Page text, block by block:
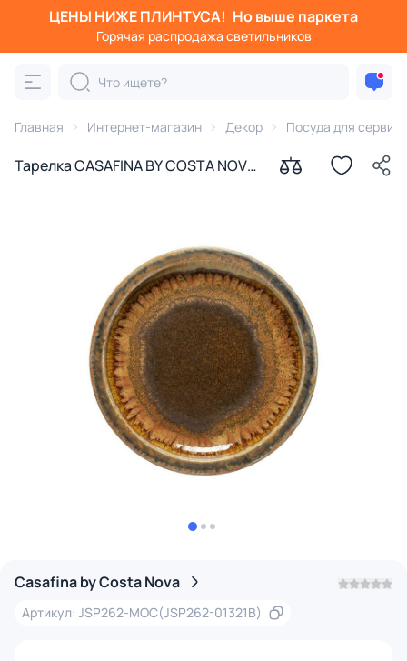
ЦЕНЫ НИЖЕ ПЛИНТУСА! Но выше паркета
Горячая распродажа светильников
Главная Интернет-магазин Декор Посуда для
Тарелка CASAFINA BY COSTA NOVA
Casafina by Costa Nova
Артикул: JSP262-MOC(JSP262-01321B)